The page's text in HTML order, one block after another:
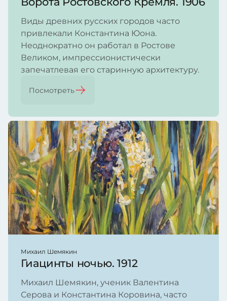
Виды древних русских городов часто
привлекали Константина Юона.
Неоднократно он работал в Ростове
Великом, импрессионистически
запечатлевая его старинную архитектуру.
Посмотреть
Михаил Шемякин
Гиацинты ночью. 1912
Михаил Шемякин, ученик Валентина
Серова и Константина Коровина, часто